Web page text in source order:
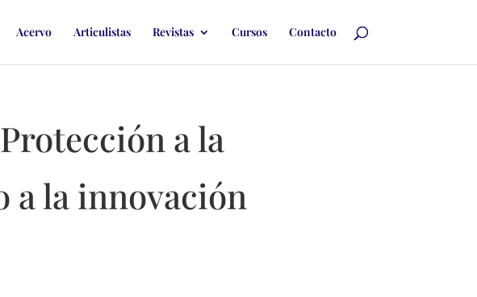
Acervo Articulistas Revistas Cursos Contacto
a la
la innovación